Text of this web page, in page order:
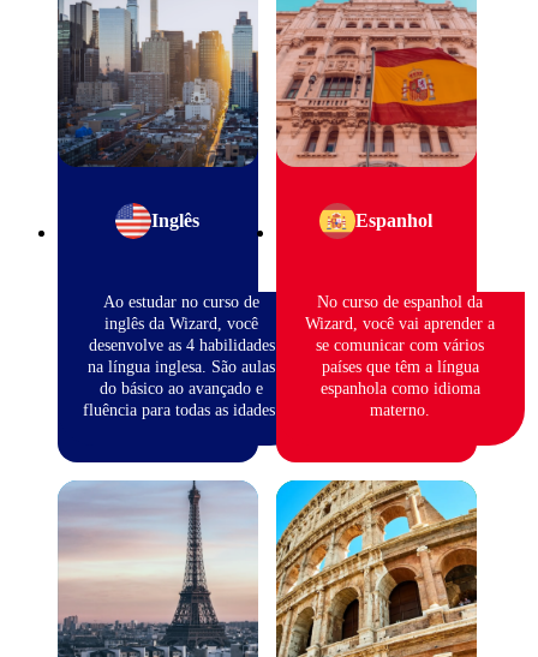
Inglês
Ao estudar no curso de
inglês da Wizard, você
desenvolve as 4 habilidades
na língua inglesa. São aulas
do básico ao avançado e
fluência para todas as idades.
Espanhol
No curso de espanhol da
Wizard, você vai aprender a
se comunicar com vários
países que têm a língua
espanhola como idioma
materno.